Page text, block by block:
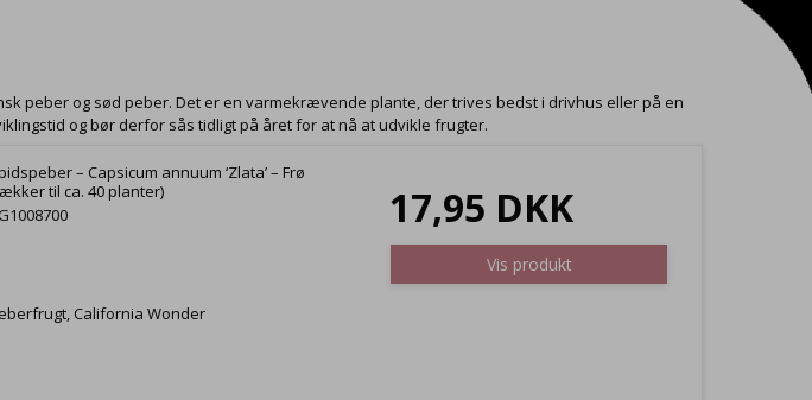
peber og sød peber. Det er en varmekrævende plante, der trives bedst i drivhus eller på en
og bør derfor sås tidligt på året for at nå at udvikle frugter.
– Capsicum annuum ‘Zlata’ – Frø
til ca. 40 planter)
California Wonder
17,95 DKK
Vis produkt